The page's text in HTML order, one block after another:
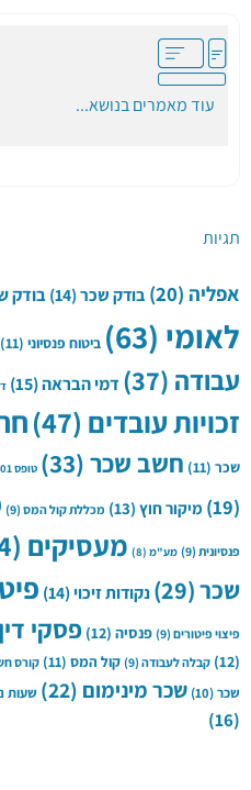
עוד מאמרים בנושא...
תגיות
אפליה(20) בודק שכר(14) בודק
לאומי(63) ביטוח פנסיוני(11)
עבודה(37) דמי הבראה(15)
זכויות עובדים(47)
שכר(11) חשב שכר(33) טופס 101 (8)
מיקור חוץ(13) מכללת קול המס(9)
פנסיונית(9) מע"מ(8) מעסיקים(44)
שכר(29) נקודות זיכוי(14)
פיצוי פיטורים(9) פנסיה(12) פסקי דין(33)
קבלה לעבודה(9) קול המס(11) קורס
שכר(10) שכר מינימום(22) שעות